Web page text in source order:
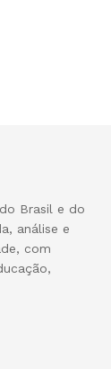
Brasil e do
análise e
com